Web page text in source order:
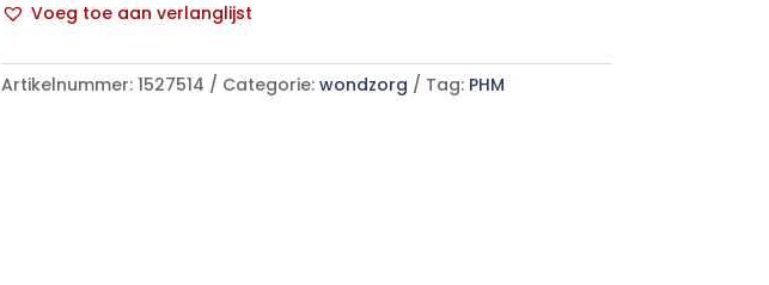
p/s Voeg toe aan verlanglijst
l
t
Artikelnummer: 1527514 Categorie: wondzorg Tag: PHM